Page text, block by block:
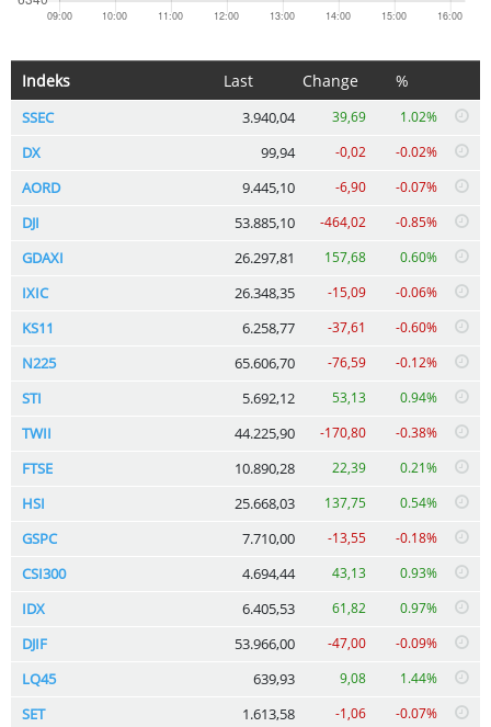
Indeks Last Change %
SSEC 3.940,04 39,69 1.02%
DX 99,94 -0,02 -0.02%
AORD 9.445,10 -6,90 -0.07%
DJI 53.885,10 -464,02 -0.85%
GDAXI 26.297,81 157,68 0.60%
IXIC 26.348,35 -15,09 -0.06%
KS11 6.258,77 -37,61 -0.60%
N225 65.606,70 -76,59 -0.12%
STI 5.692,12 53,13 0.94%
TWII 44.225,90 -170,80 -0.38%
FTSE 10.890,28 22,39 0.21%
HSI 25.668,03 137,75 0.54%
GSPC 7.710,00 -13,55 -0.18%
CSI300 4.694,44 43,13 0.93%
IDX 6.405,53 61,82 0.97%
DJIF 53.966,00 -47,00 -0.09%
LQ45 639,93 9,08 1.44%
SET 1.613,58 -1,06 -0.07%